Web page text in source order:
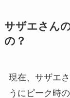
サザエさん
の？
現在、サザエ
うにピーク時